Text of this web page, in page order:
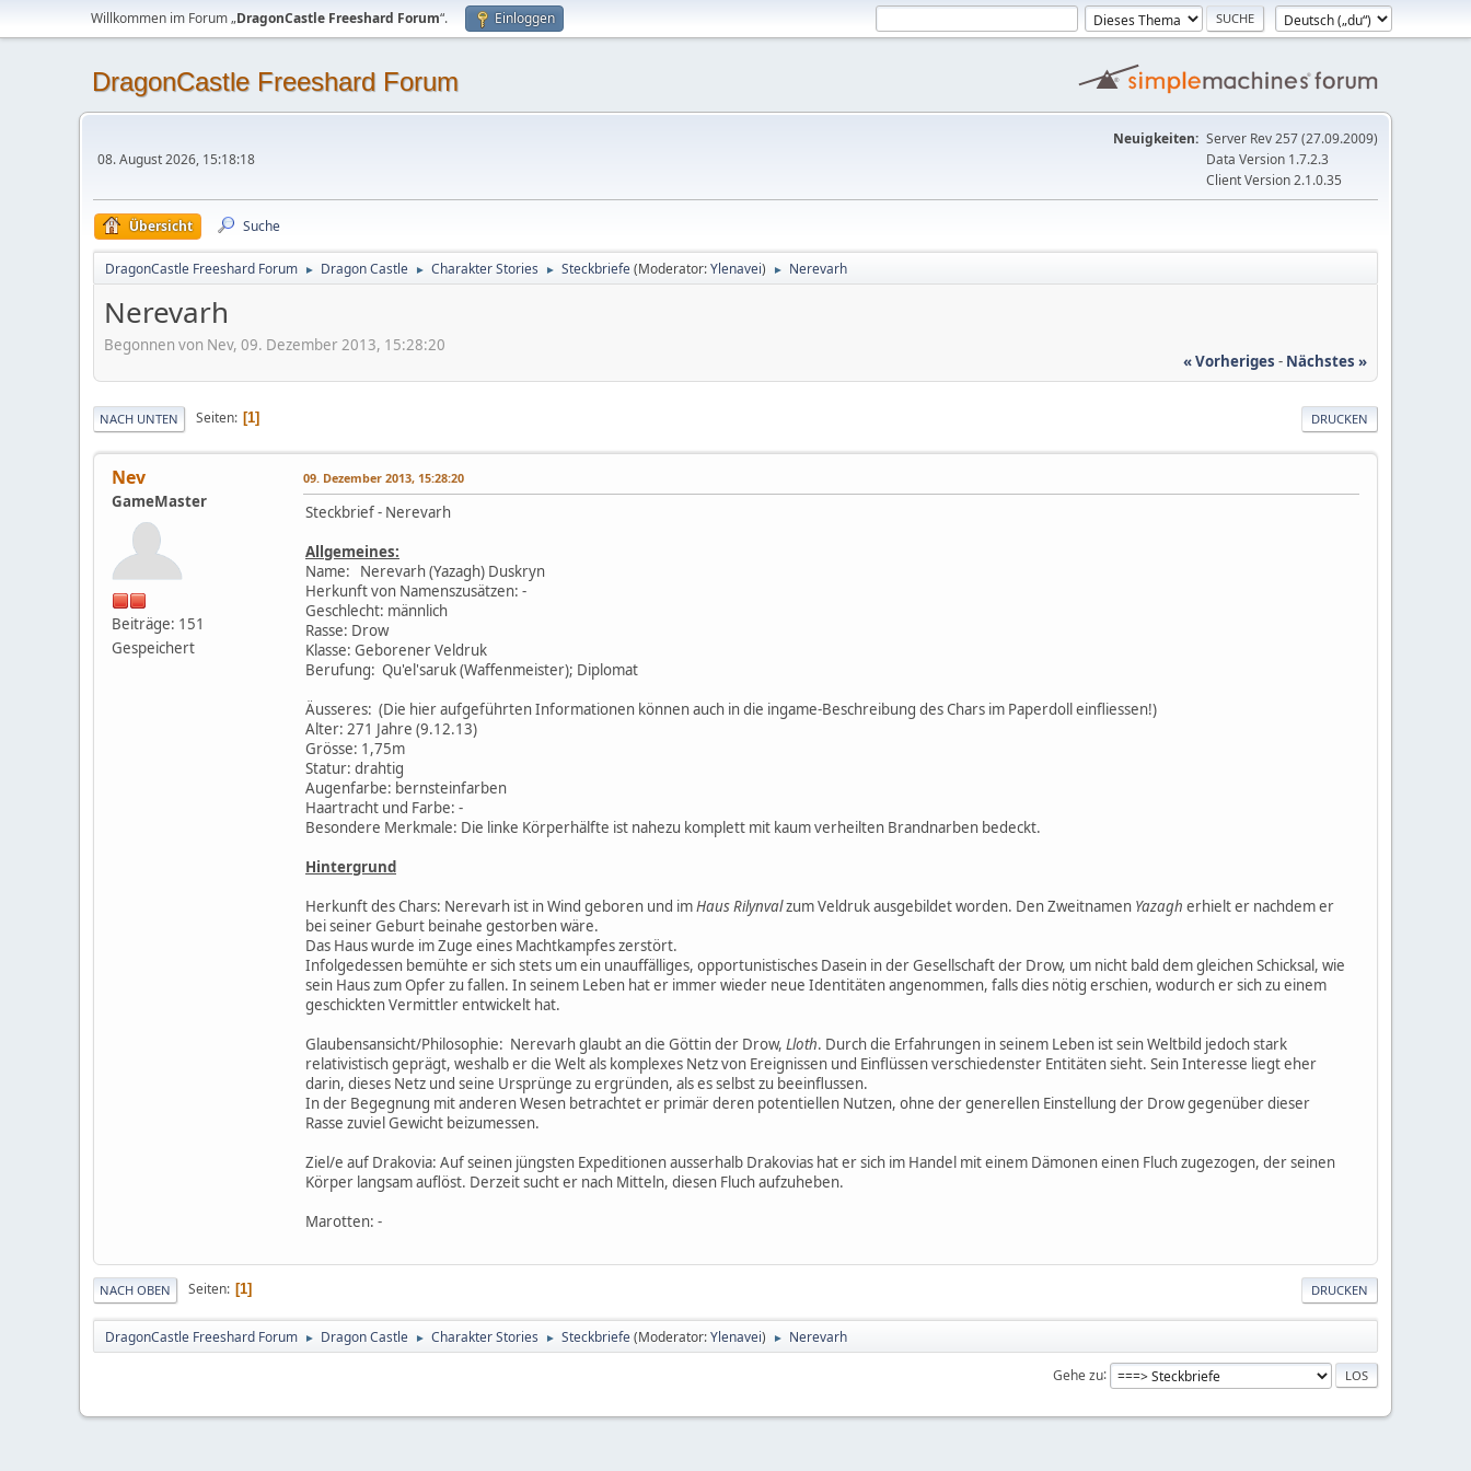
Willkommen im Forum „DragonCastle Freeshard Forum“. Einloggen
DragonCastle Freeshard Forum
08. August 2026, 15:18:18
Neuigkeiten: Server Rev 257 (27.09.2009)
Data Version 1.7.2.3
Client Version 2.1.0.35
Übersicht Suche
DragonCastle Freeshard Forum ► Dragon Castle ► Charakter Stories ► Steckbriefe(Moderator:Ylenavei) ► Nerevarh
Nerevarh
Begonnen von Nev, 09. Dezember 2013, 15:28:20
« Vorheriges - Nächstes »
DRUCKEN
NACH UNTEN Seiten 1
Nev
GameMaster
Beiträge: 151
Gespeichert
09. Dezember 2013, 15:28:20
Steckbrief - Nerevarh
Allgemeines:
Name: Nerevarh (Yazagh) Duskryn
Herkunft von Namenszusätzen: -
Geschlecht: männlich
Rasse: Drow
Klasse: Geborener Veldruk
Berufung: Qu'el'saruk (Waffenmeister); Diplomat
Äusseres: (Die hier aufgeführten Informationen können auch in die ingame-Beschreibung des Chars im Paperdoll einfliessen!)
Alter: 271 Jahre (9.12.13)
Grösse: 1,75m
Statur: drahtig
Augenfarbe: bernsteinfarben
Haartracht und Farbe: -
Besondere Merkmale: Die linke Körperhälfte ist nahezu komplett mit kaum verheilten Brandnarben bedeckt.
Hintergrund
Herkunft des Chars: Nerevarh ist in Wind geboren und imHaus Rilynvalzum Veldruk ausgebildet worden. Den Zweitnamen Yazagh erhielt er nachdem er
bei seiner Geburt beinahe gestorben wäre.
Das Haus wurde im Zuge eines Machtkampfes zerstört.
Infolgedessen bemühte er sich stets um ein unauffälliges, opportunistisches Dasein in der Gesellschaft der Drow, um nicht bald dem gleichen Schicksal, wie
sein Haus zum Opfer zu fallen. In seinem Leben hat er immer wieder neue Identitäten angenommen, falls dies nötig erschien, wodurch er sich zu einem
geschickten Vermittler entwickelt hat.
Glaubensansicht/Philosophie: Nerevarh glaubt an die Göttin der Drow, Lloth. Durch die Erfahrungen in seinem Leben ist sein Weltbild jedoch stark
relativistisch geprägt, weshalb er die Welt als komplexes Netz von Ereignissen und Einflüssen verschiedenster Entitäten sieht. Sein Interesse liegt eher
darin, dieses Netz und seine Ursprünge zu ergründen, als es selbst zu beeinflussen.
In der Begegnung mit anderen Wesen betrachtet er primär deren potentiellen Nutzen, ohne der generellen Einstellung der Drow gegenüber dieser
Rasse zuviel Gewicht beizumessen.
Ziel/e auf Drakovia: Auf seinen jüngsten Expeditionen ausserhalb Drakovias hat er sich im Handel mit einem Dämonen einen Fluch zugezogen, der seinen
Körper langsam auflöst. Derzeit sucht er nach Mitteln, diesen Fluch aufzuheben.
Marotten: -
DRUCKEN
NACH OBEN Seiten 1
DragonCastle Freeshard Forum ► Dragon Castle ► Charakter Stories ► Steckbriefe(Moderator:Ylenavei) ► Nerevarh
Gehe zu